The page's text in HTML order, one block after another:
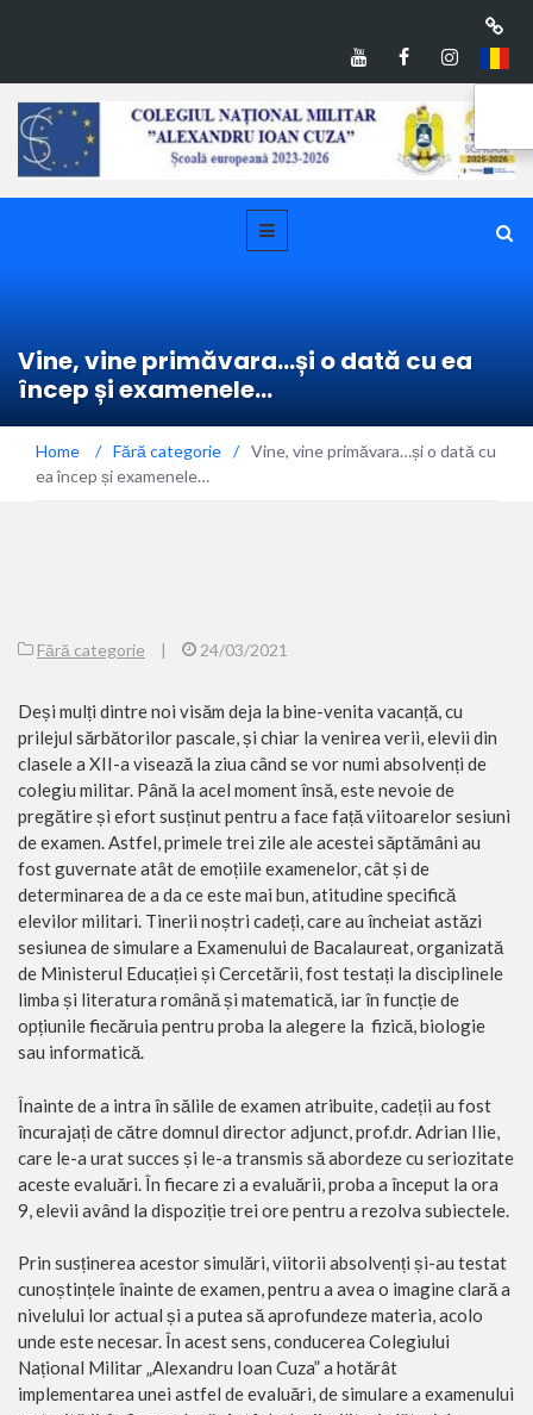
Vine, vine primăvara…și o dată cu ea
încep și examenele…
Home / Fără categorie / Vine, vine primăvara…și o dată cu
ea încep și examenele…
Fără categorie 24/03/2021
Deși mulți dintre noi visăm deja la bine-venita vacanță, cu
prilejul sărbătorilor pascale, și chiar la venirea verii, elevii din
clasele a XII-a visează la ziua când se vor numi absolvenți de
colegiu militar. Până la acel moment însă, este nevoie de
pregătire și efort susținut pentru a face față viitoarelor sesiuni
de examen. Astfel, primele trei zile ale acestei săptămâni au
fost guvernate atât de emoțiile examenelor, cât și de
determinarea de a da ce este mai bun, atitudine specifică
elevilor militari. Tinerii noștri cadeți, care au încheiat astăzi
sesiunea de simulare a Examenului de Bacalaureat, organizată
de Ministerul Educației și Cercetării, fost testați la disciplinele
limba și literatura română și matematică, iar în funcție de
opțiunile fiecăruia pentru proba la alegere la fizică, biologie
sau informatică.
Înainte de a intra în sălile de examen atribuite, cadeții au fost
încurajați de către domnul director adjunct, prof.dr. Adrian Ilie,
care le-a urat succes și le-a transmis să abordeze cu seriozitate
aceste evaluări. În fiecare zi a evaluării, proba a început la ora
9, elevii având la dispoziție trei ore pentru a rezolva subiectele.
Prin susținerea acestor simulări, viitorii absolvenți și-au testat
cunoștințele înainte de examen, pentru a avea o imagine clară a
nivelului lor actual și a putea să aprofundeze materia, acolo
unde este necesar. În acest sens, conducerea Colegiului
Național Militar „Alexandru Ioan Cuza” a hotărât
implementarea unei astfel de evaluări, de simulare a examenului